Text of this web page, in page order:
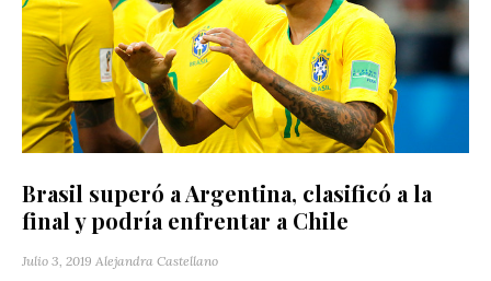
Brasil superó a Argentina, clasificó a la
final y podría enfrentar a Chile
Julio 3, 2019 Alejandra Castellano